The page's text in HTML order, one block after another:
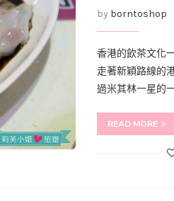
by borntoshop
香港的飲茶文化
走著新穎路線的
過米其林一星的
READ MORE